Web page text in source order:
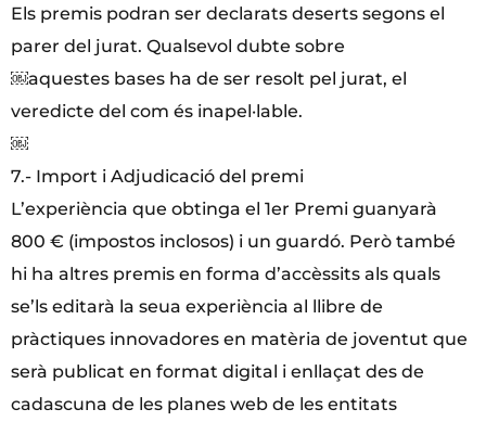
Els premis podran ser declarats deserts segons el
parer del jurat. Qualsevol dubte sobre
￼aquestes bases ha de ser resolt pel jurat, el
veredicte del com és inapel·lable.
￼
7.- Import i Adjudicació del premi
L’experiència que obtinga el 1er Premi guanyarà
800 € (impostos inclosos) i un guardó. Però també
hi ha altres premis en forma d’accèssits als quals
se’ls editarà la seua experiència al llibre de
pràctiques innovadores en matèria de joventut que
serà publicat en format digital i enllaçat des de
cadascuna de les planes web de les entitats